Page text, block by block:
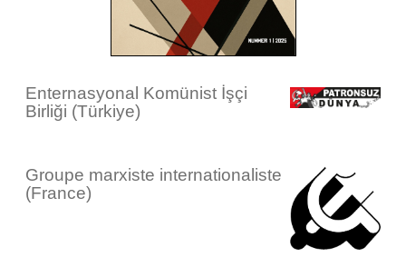
Enternasyonal Komünist İşçi
Birliği (Türkiye)
Groupe marxiste internationaliste
(France)